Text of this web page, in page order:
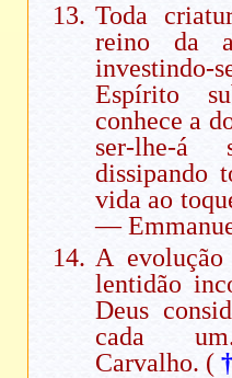
Toda
reino da
Espírito
conhece a
ser-lhe-á
dissipando
vida ao
—
A
lentidão
Deus
cada
Carvalho. (